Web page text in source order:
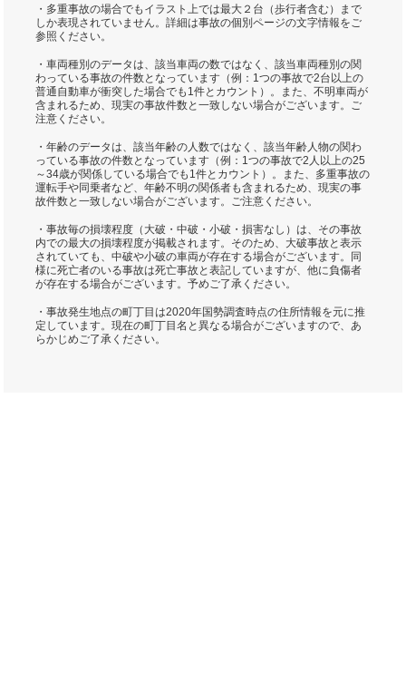
・多重事故の場合でもイラスト上では最大２台（歩行者含む）まで
しか表現されていません。詳細は事故の個別ページの文字情報をご
参照ください。
・車両種別のデータは、該当車両の数ではなく、該当車両種別の関
わっている事故の件数となっています（例：1つの事故で2台以上の
普通自動車が衝突した場合でも1件とカウント）。また、不明車両が
含まれるため、現実の事故件数と一致しない場合がございます。ご
注意ください。
・年齢のデータは、該当年齢の人数ではなく、該当年齢人物の関わ
っている事故の件数となっています（例：1つの事故で2人以上の25
～34歳が関係している場合でも1件とカウント）。また、多重事故の
運転手や同乗者など、年齢不明の関係者も含まれるため、現実の事
故件数と一致しない場合がございます。ご注意ください。
・事故毎の損壊程度（大破・中破・小破・損害なし）は、その事故
内での最大の損壊程度が掲載されます。そのため、大破事故と表示
されていても、中破や小破の車両が存在する場合がございます。同
様に死亡者のいる事故は死亡事故と表記していますが、他に負傷者
が存在する場合がございます。予めご了承ください。
・事故発生地点の町丁目は2020年国勢調査時点の住所情報を元に推
定しています。現在の町丁目名と異なる場合がございますので、あ
らかじめご了承ください。